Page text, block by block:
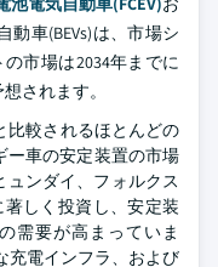
動車(BEVs)は、市場シ
市場は2034年までに
されます。
比較されるほとんどの
ー車の安定装置の市場
ュンダイ、フォルクス
著しく投資し、安定装
需要が高まっていま
充電インフラ、および